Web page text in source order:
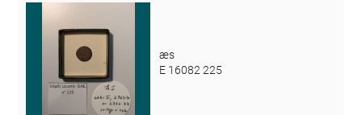
æs
E 16082 225